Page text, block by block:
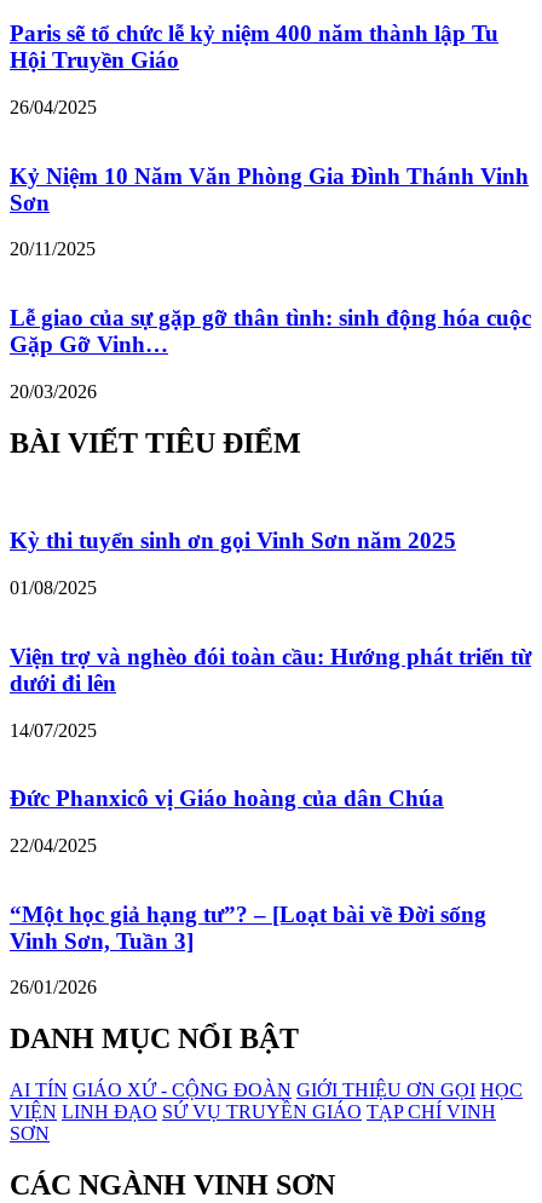
Paris sẽ tổ chức lễ kỷ niệm 400 năm thành lập Tu
Hội Truyền Giáo
26/04/2025
Kỷ Niệm 10 Năm Văn Phòng Gia Đình Thánh Vinh
Sơn
20/11/2025
Lễ giao của sự gặp gỡ thân tình: sinh động hóa cuộc
Gặp Gỡ Vinh…
20/03/2026
BÀI VIẾT TIÊU ĐIỂM
Kỳ thi tuyển sinh ơn gọi Vinh Sơn năm 2025
01/08/2025
Viện trợ và nghèo đói toàn cầu: Hướng phát triển từ
dưới đi lên
14/07/2025
Đức Phanxicô vị Giáo hoàng của dân Chúa
22/04/2025
“Một học giả hạng tư”? – [Loạt bài về Đời sống
Vinh Sơn, Tuần 3]
26/01/2026
DANH MỤC NỔI BẬT
AI TÍN GIÁO XỨ - CỘNG ĐOÀN GIỚI THIỆU ƠN GỌI HỌC
VIỆN LINH ĐẠO SỨ VỤ TRUYỀN GIÁO TẠP CHÍ VINH
SƠN
CÁC NGÀNH VINH SƠN